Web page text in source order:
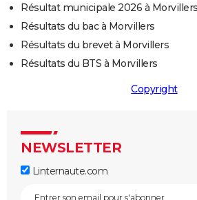
Résultat municipale 2026 à Morvillers
Résultats du bac à Morvillers
Résultats du brevet à Morvillers
Résultats du BTS à Morvillers
Copyright
NEWSLETTER
Linternaute.com